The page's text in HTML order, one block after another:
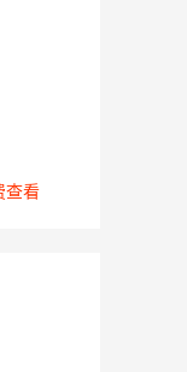
查看